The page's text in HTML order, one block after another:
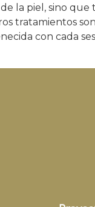
la piel, sino
tratamientos
con cada